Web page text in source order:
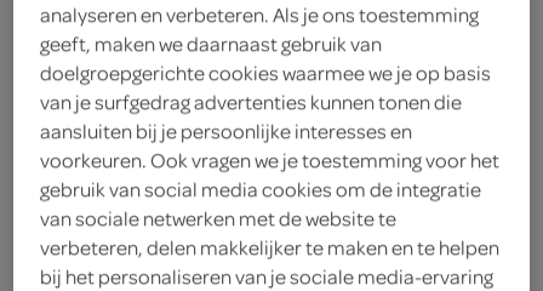
Lokale Bakker
13.
95
1 Stuks
Let op: aanbiedingen zijn niet zichtbaar bij de
producten, maar worden wél automatisch
analyseren en verbeteren. Als je ons toestemming
geeft, maken we daarnaast gebruik van
doelgroepgerichte cookies waarmee we je op basis
van je surfgedrag advertenties kunnen tonen die
aansluiten bij je persoonlijke interesses en
voorkeuren. Ook vragen we je toestemming voor het
gebruik van social media cookies om de integratie
van sociale netwerken met de website te
verbeteren, delen makkelijker te maken en te helpen
bij het personaliseren van je sociale media-ervaring